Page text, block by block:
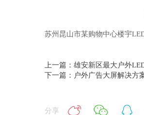
苏州昆山市某购物中心楼宇
上一篇：雄安新区最大户外
下一篇：户外广告大屏解决方
分享